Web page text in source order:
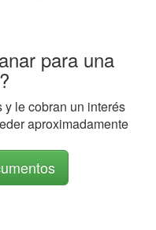
para una
y le cobran un interés
aproximadamente